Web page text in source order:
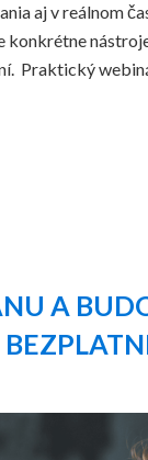
aj v reálnom
konkrétne
Praktický
A